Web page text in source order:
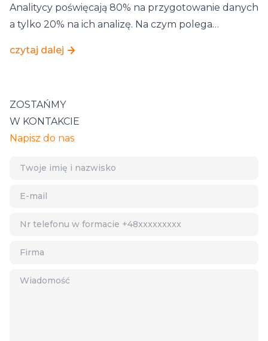
Analitycy poświęcają 80% na przygotowanie danych
a tylko 20% na ich analizę. Na czym polega…
czytaj dalej
ZOSTAŃMY
W KONTAKCIE
Napisz do nas